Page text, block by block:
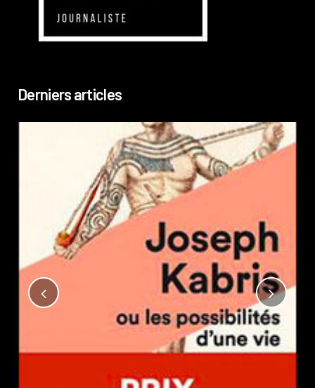
Derniers articles